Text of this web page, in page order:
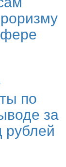
по
за